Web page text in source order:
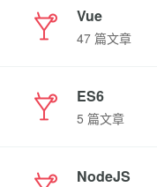
Vue
47 篇文章
ES6
5 篇文章
NodeJS